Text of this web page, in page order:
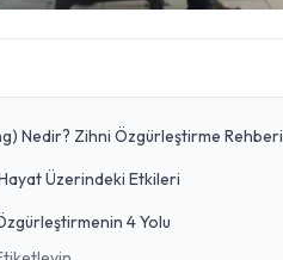
Nedir? Zihni Özgürleştirme Rehberi
Üzerindeki Etkileri
4 Yolu